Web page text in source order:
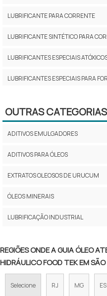
LUBRIFICANTE PARA CORRENTE
LUBRIFICANTE SINTÉTICO PARA
LUBRIFICANTES ESPECIAIS
LUBRIFICANTES ESPECIAIS PARA
LUBRIFICANTES PARA CORRENTES
ÓLEO LUBRIFICANTE ATÓXICO PARA
ÓLEO LUBRIFICANTE GRAU
ÓLEO PARA CORRENTES
OUTRAS CATEGORIAS
ADITIVOS EMULGADORES
ADITIVOS PARA ÓLEOS
EXTRATOS OLEOSOS DE URUCUM
ÓLEOS MINERAIS
LUBRIFICAÇÃO INDUSTRIAL
REGIÕES ONDE A GUIA ÓLEO
HIDRÁULICO FOOD TEK EM
Selecione RJ MG ES